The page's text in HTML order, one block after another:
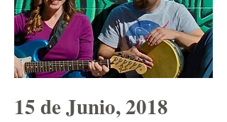
15 de Junio, 2018